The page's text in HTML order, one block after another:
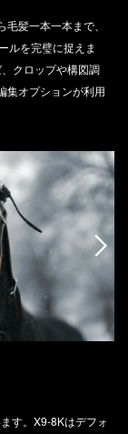
髪一本一本まで、
ルを完璧に捉えま
クロップや構図調
集オプションが利用
す。X9-8Kはデフォ